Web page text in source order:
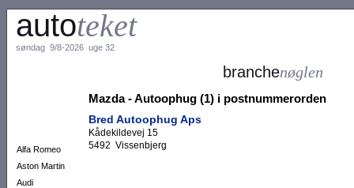
autoteket
søndag 9/8-2026 uge 32
Alfa Romeo
Aston Martin
Audi
branchenøglen
Mazda - Autoophug (1) i postnummerorden
Bred Autoophug Aps
Kådekildevej 15
5492 Vissenbjerg